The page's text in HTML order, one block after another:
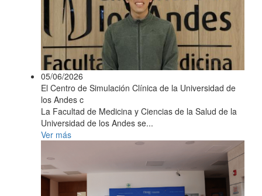
05/06/2026
El Centro de Simulación Clínica de la Universidad de
los Andes c
La Facultad de Medicina y Ciencias de la Salud de la
Universidad de los Andes se...
Ver más